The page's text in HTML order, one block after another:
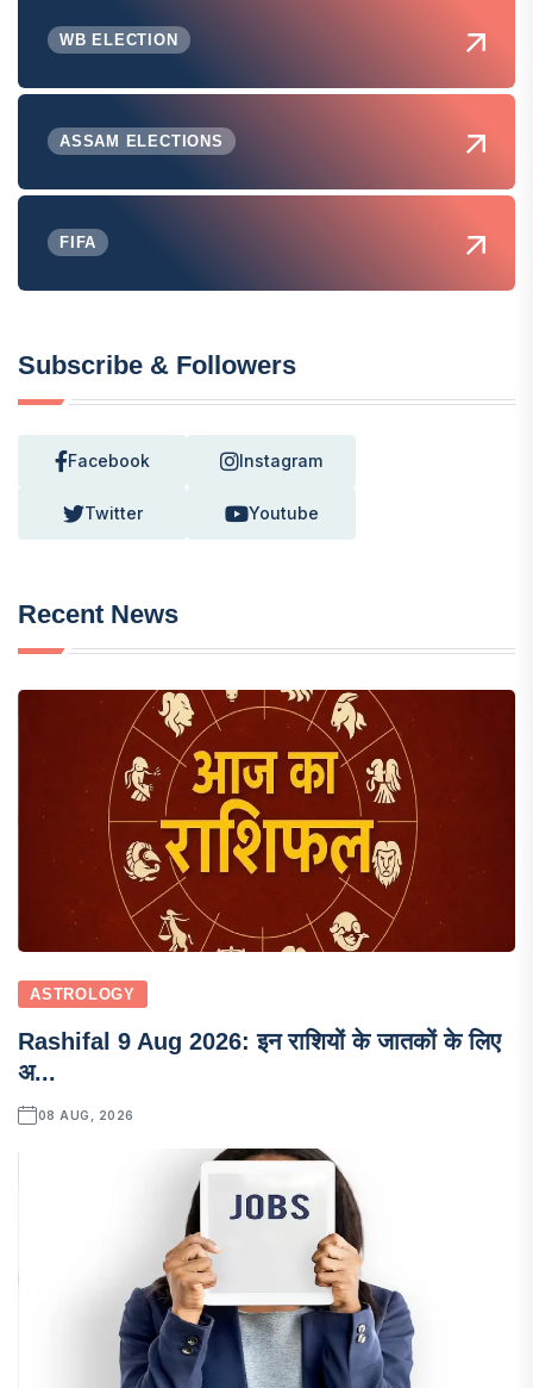
WB ELECTION
ASSAM ELECTIONS
FIFA
Subscribe & Followers
Facebook Instagram
Twitter Youtube
Recent News
ASTROLOGY
Rashifal 9 Aug 2026: इन राशियों के जातकों के लिए
अ...
08 AUG, 2026